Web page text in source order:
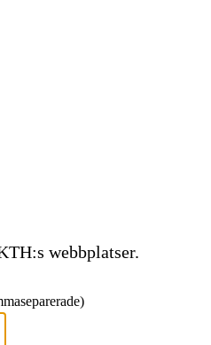
webbplatser.